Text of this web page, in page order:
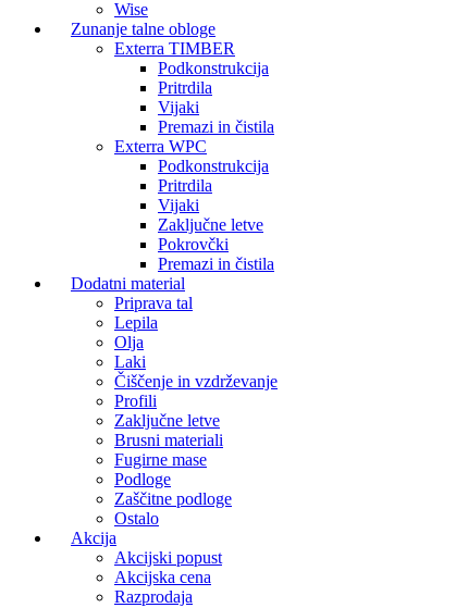
Wise
Zunanje talne obloge
Exterra TIMBER
Podkonstrukcija
Pritrdila
Vijaki
Premazi in čistila
Exterra WPC
Podkonstrukcija
Pritrdila
Vijaki
Zaključne letve
Pokrovčki
Premazi in čistila
Dodatni material
Priprava tal
Lepila
Olja
Laki
Čiščenje in vzdrževanje
Profili
Zaključne letve
Brusni materiali
Fugirne mase
Podloge
Zaščitne podloge
Ostalo
Akcija
Akcijski popust
Akcijska cena
Razprodaja